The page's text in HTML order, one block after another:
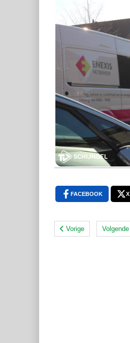
FACEBOOK X
Vorige Volgende